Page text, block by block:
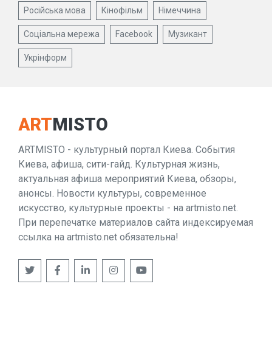
Російська мова Кінофільм Німеччина
Соціальна мережа Facebook Музикант
Укрінформ
ARTMISTO
ARTMISTO - культурный портал Киева. События
Киева, афиша, сити-гайд. Культурная жизнь,
актуальная афиша мероприятий Киева, обзоры,
анонсы. Новости культуры, современное
искусство, культурные проекты - на artmisto.net.
При перепечатке материалов сайта индексируемая
ссылка на artmisto.net обязательна!